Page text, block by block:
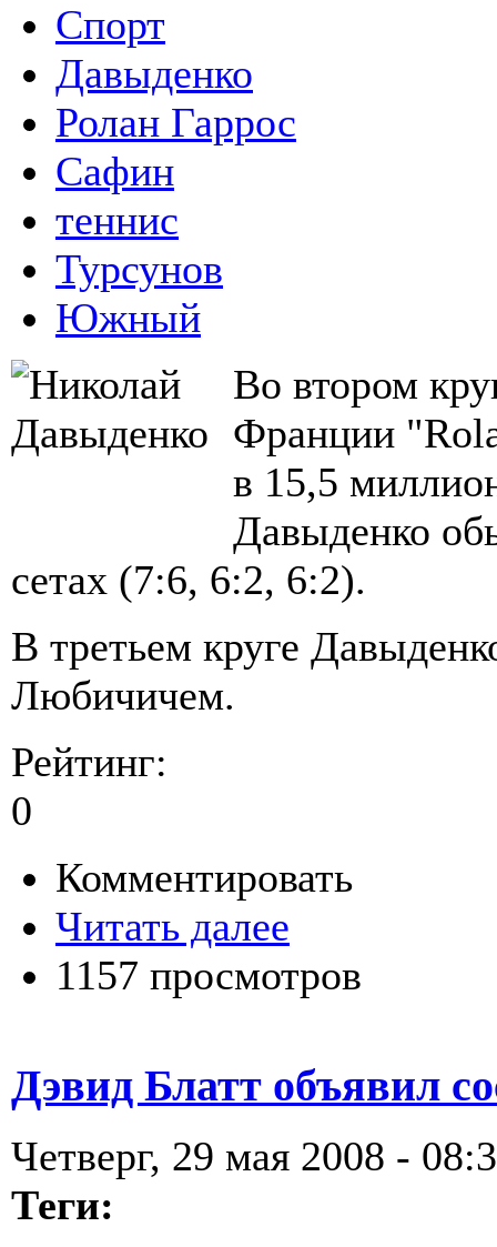
Спорт
Давыденко
Ролан Гаррос
Сафин
теннис
Турсунов
Южный
Во втором
Франции
в 15,5
Давыденко
сетах (7:6, 6:2, 6:2).
В третьем круге
Любичичем.
Рейтинг:
0
Комментировать
Читать далее
1157 просмотров
Дэвид Блатт объявил
Четверг, 29 мая 2008 -
Теги: